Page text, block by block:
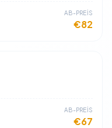
​AB-PREİS
€82
​AB-PREİS
€67